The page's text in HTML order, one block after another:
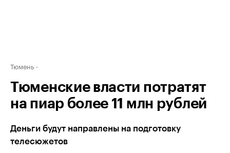
Тюмень
Тюменские власти потратят
на пиар более 11 млн рублей
Деньги будут направлены на подготовку
телесюжетов